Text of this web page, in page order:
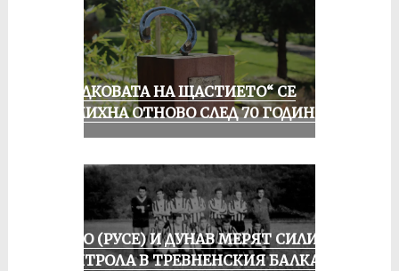
„ПОДКОВАТА НА ЩАСТИЕТО“ СЕ
УСМИХНА ОТНОВО СЛЕД 70 ГОДИНИ
ЛОКО (РУСЕ) И ДУНАВ МЕРЯТ СИЛИ В
КОНТРОЛА В ТРЕВНЕНСКИЯ БАЛКАН